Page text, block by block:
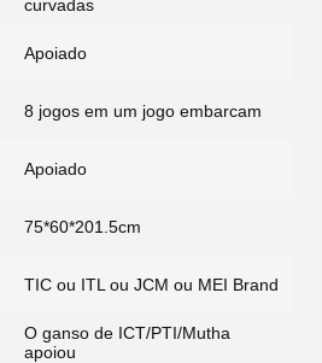
curvadas
Apoiado
8 jogos em um jogo embarcam
Apoiado
75*60*201.5cm
TIC ou ITL ou JCM ou MEI Brand
O ganso de ICT/PTI/Mutha
apoiou